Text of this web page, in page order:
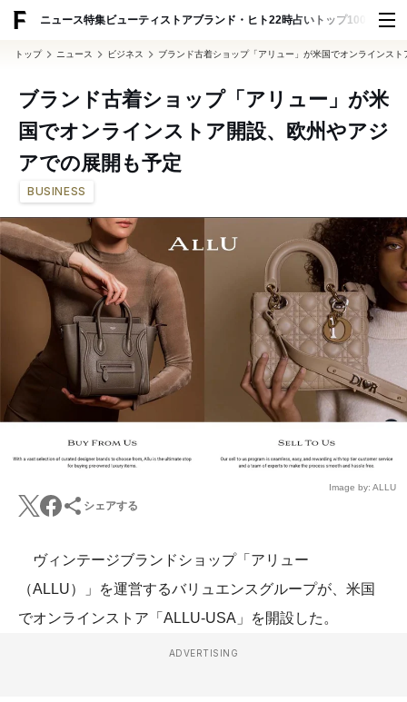
ニュース特集ビューティ ストアブランド・ヒト22時占い トップ100 スナッ
トップ ニュース ビジネス ブランド古着ショップ「アリュー」が米国でオンラインス
ブランド古着ショップ「アリュー」が米
国でオンラインストア開設、欧州やアジ
アでの展開も予定
BUSINESS
Image by: ALLU
シェアする
ヴィンテージブランドショップ「アリュー
（ALLU）」を運営するバリュエンスグループが、米国
でオンラインストア「ALLU-USA」を開設した。
ADVERTISING